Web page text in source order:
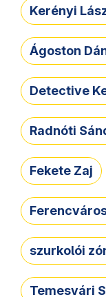
Kerényi
Ágoston
Detective
Radnóti
Fekete Zaj
szurkolói
Temesvári